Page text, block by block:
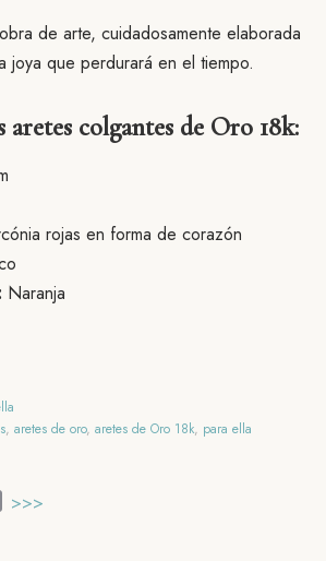
de arte, cuidadosamente elaborada
joya que perdurará en el tiempo.
aretes colgantes de Oro 18k:
rojas en forma de corazón
Naranja
, aretes de oro, aretes de Oro 18k, para ella
Email
>>>